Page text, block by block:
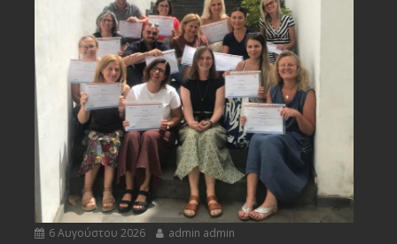
6 Αυγούστου 2026 admin admin